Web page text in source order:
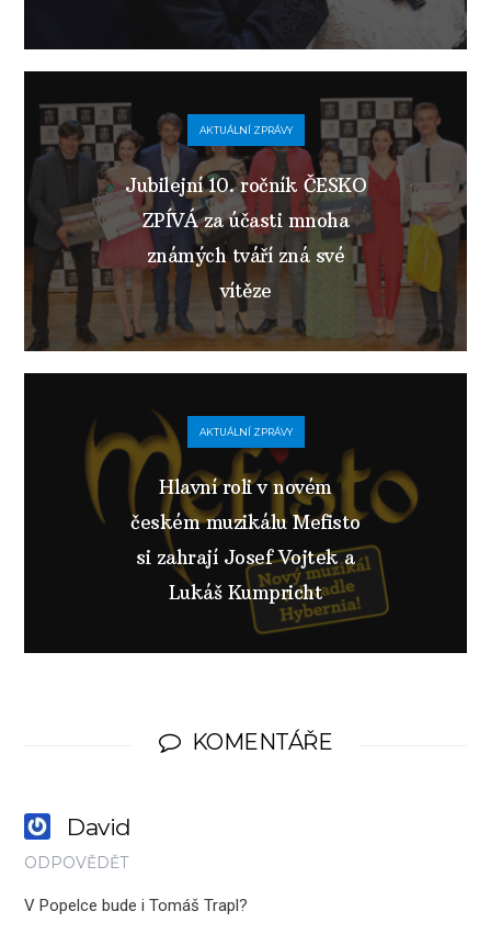
AKTUÁLNÍ ZPRÁVY
Jubilejní 10. ročník ČESKO
ZPÍVÁ za účasti mnoha
známých tváří zná své
vítěze
AKTUÁLNÍ ZPRÁVY
Hlavní roli v novém
českém muzikálu Mefisto
si zahrají Josef Vojtek a
Lukáš Kumpricht
KOMENTÁŘE
David
ODPOVĚDĚT
V Popelce bude i Tomáš Trapl?